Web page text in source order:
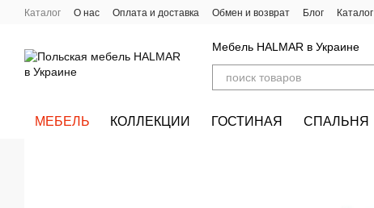
Перейти к основному контенту
Каталог О нас Оплата и доставка Обмен и возврат Блог Каталог
Мебель HALMAR в Украине
МЕБЕЛЬ КОЛЛЕКЦИИ ГОСТИНАЯ СПАЛЬНЯ